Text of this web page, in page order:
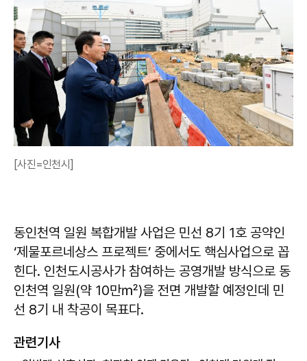
[사진=인천시]
동인천역 일원 복합개발 사업은 민선 8기 1호 공약인
‘제물포르네상스 프로젝트’ 중에서도 핵심사업으로 꼽
힌다. 인천도시공사가 참여하는 공영개발 방식으로 동
인천역 일원(약 10만㎡)을 전면 개발할 예정인데 민
선 8기 내 착공이 목표다.
관련기사